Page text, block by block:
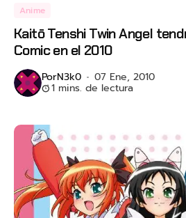
Anime
Kaitō Tenshi Twin Angel
Comic en el 2010
PorN3k0 07 Ene, 2010
1 mins. de lectura